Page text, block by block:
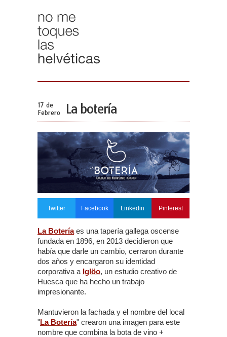
17 de
Febrero
La botería
Twitter Facebook Linkedin Pinterest
La Boteríaes una tapería gallega oscense
fundada en 1896, en 2013 decidieron que
había que darle un cambio, cerraron durante
dos años y encargaron su identidad
corporativa a Iglöo, un estudio creativo de
Huesca que ha hecho un trabajo
impresionante.
Mantuvieron la fachada y el nombre del local
"La Botería" crearon una imagen para este
nombre que combina la bota de vino +